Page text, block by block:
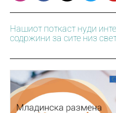
Нашиот поткаст нуди
содржини за сите низ